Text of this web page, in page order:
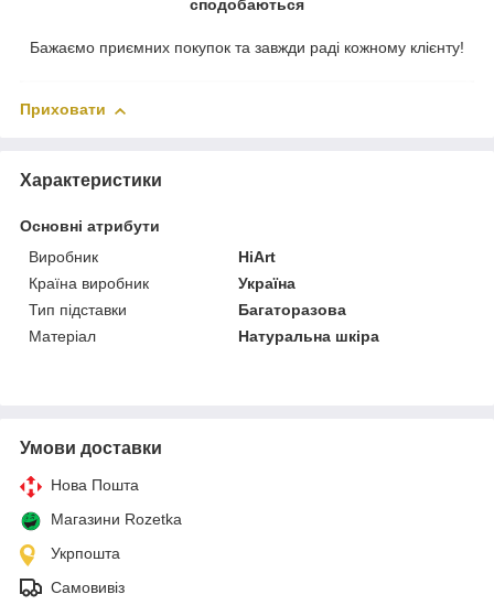
сподобаються
Бажаємо приємних покупок та завжди раді кожному клієнту!
Приховати
Характеристики
Основні атрибути
Виробник
HiArt
Країна виробник
Україна
Тип підставки
Багаторазова
Матеріал
Натуральна шкіра
Умови доставки
Нова Пошта
Магазини Rozetka
Укрпошта
Самовивіз